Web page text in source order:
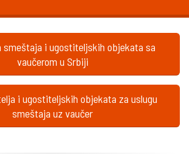
smeštaja i ugostiteljskih objekata sa
vaučerom u Srbiji
i ugostiteljskih objekata za uslugu
smeštaja uz vaučer